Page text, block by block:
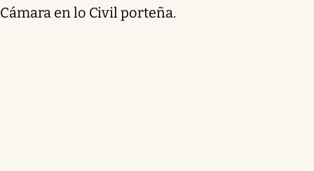
Cámara en lo Civil porteña.